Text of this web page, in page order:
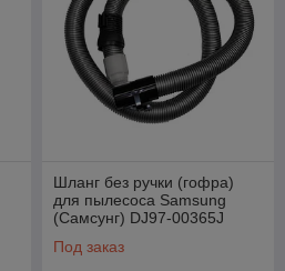
Шланг без ручки (гофра)
для пылесоса Samsung
(Самсунг) DJ97-00365J
Под заказ